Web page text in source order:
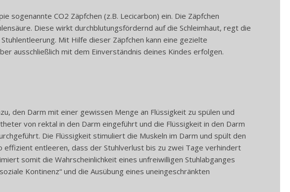
sogenannte CO2 Zäpfchen (z.B. Lecicarbon) ein. Die Zäpfchen
Diese wirkt durchblutungsfördernd auf die Schleimhaut, regt die
Mit Hilfe dieser Zäpfchen kann eine gezielte
ausschließlich mit dem Einverständnis deines Kindes erfolgen.
den Darm mit einer gewissen Menge an Flüssigkeit zu spülen und
von rektal in den Darm eingeführt und die Flüssigkeit in den Darm
Die Flüssigkeit stimuliert die Muskeln im Darm und spült den
effizient entleeren, dass der Stuhlverlust bis zu zwei Tage verhindert
somit die Wahrscheinlichkeit eines unfreiwilligen Stuhlabganges
Kontinenz“ und die Ausübung eines uneingeschränkten